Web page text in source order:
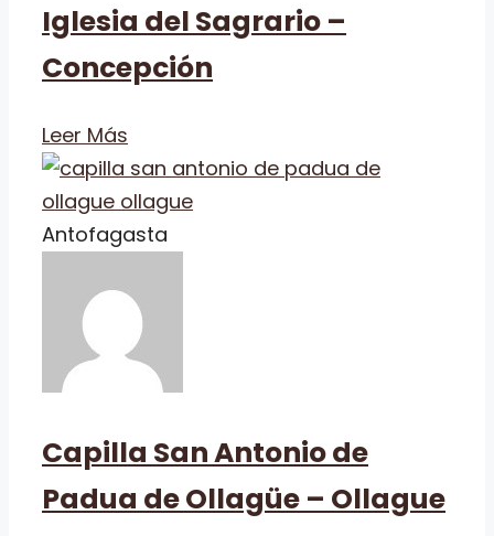
Iglesia del Sagrario –
Concepción
Leer Más
Antofagasta
Capilla San Antonio de
Padua de Ollagüe – Ollague